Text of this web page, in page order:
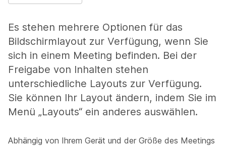
Es stehen mehrere Optionen für das
Bildschirmlayout zur Verfügung, wenn Sie
sich in einem Meeting befinden. Bei der
Freigabe von Inhalten stehen
unterschiedliche Layouts zur Verfügung.
Sie können Ihr Layout ändern, indem Sie im
Menü „Layouts“ ein anderes auswählen.
Abhängig von Ihrem Gerät und der Größe des Meetings